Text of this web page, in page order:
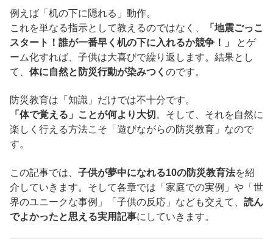
例えば「机の下に隠れる」動作。
これを単なる指示として教えるのではなく、
「地震ごっこ
スタート！誰が一番早く机の下に入れるか競争！」
とゲ
ーム化すれば、子供は大喜びで繰り返します。結果とし
て、 体に自然と防災行動が染みつく のです。
防災教育は「知識」だけでは不十分です。
「体で覚える」ことが何より大切 。そして、それを自然に
楽しく行える方法こそ「遊びながらの防災教育」なので
す。
この記事では、 子供が夢中になれる10の防災教育法を紹
介していきます。そして各章では「家庭での実例」や「世
界のユニークな事例」「子供の反応」なども交えて、 読ん
でよかったと思える実用記事にしていきます。